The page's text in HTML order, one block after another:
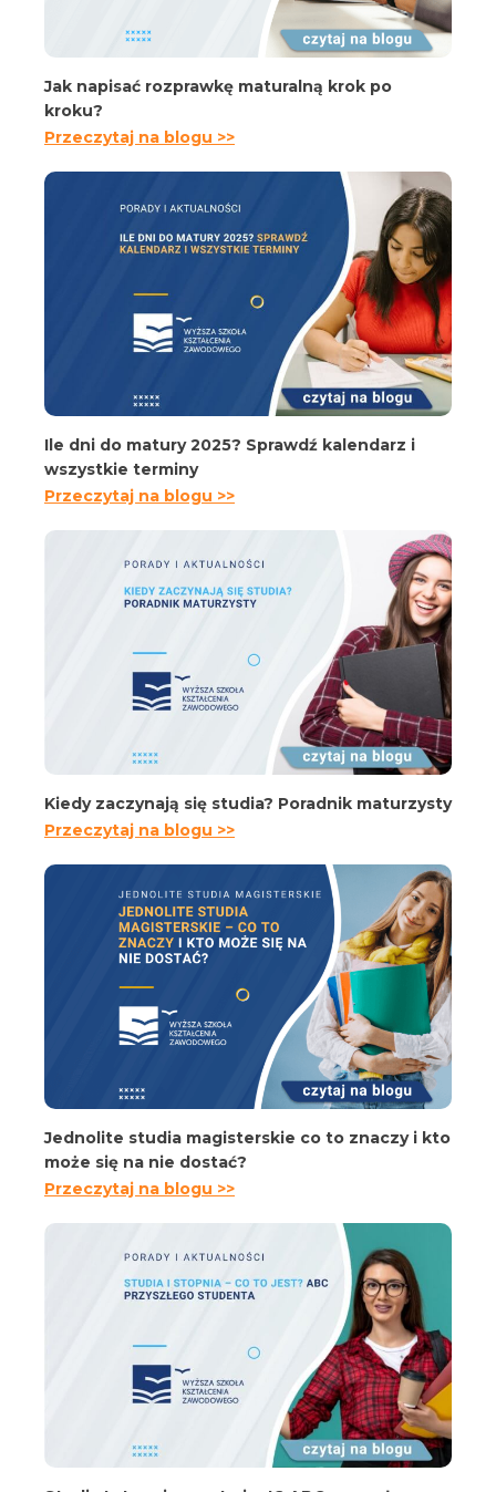
Jak napisać rozprawkę maturalną krok po
kroku?
Przeczytaj na blogu >>
Ile dni do matury 2025? Sprawdź kalendarz i
wszystkie terminy
Przeczytaj na blogu >>
Kiedy zaczynają się studia? Poradnik maturzysty
Przeczytaj na blogu >>
Jednolite studia magisterskie co to znaczy i kto
może się na nie dostać?
Przeczytaj na blogu >>